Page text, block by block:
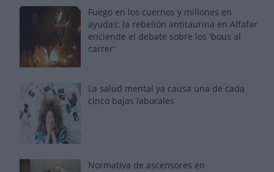
Fuego en los cuernos y millones en
ayudas: la rebelión antitaurina en Alfafar
enciende el debate sobre los 'bous al
carrer'
La salud mental ya causa una de cada
cinco bajas laborales
Normativa de ascensores en